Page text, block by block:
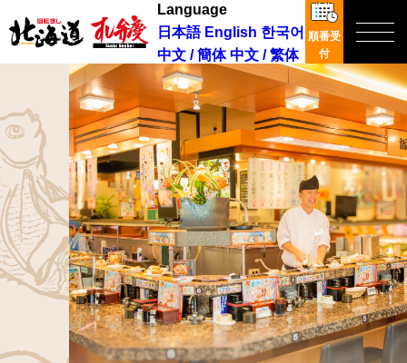
Language
日本語 English 한국어
中文 / 簡体 中文 / 繁体
順番受
付